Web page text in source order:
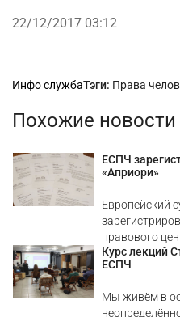
22/12/2017 03:12
Рубрики
Инфо службаТэги: Права
Похожие новости
ЕСПЧ
«Априори»
Европейский
правового
Курс лекций
ЕСПЧ
Мы живём в